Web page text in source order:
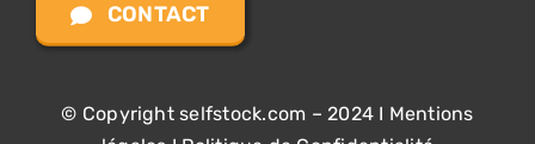
© Copyright selfstock.com – 2024 I Mentions
CONTACT